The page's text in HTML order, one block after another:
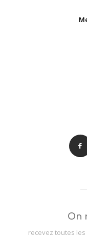
On
recevez toutes